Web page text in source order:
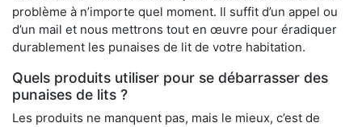
problème à n’importe quel moment. Il suffit d’un appel ou
d’un mail et nous mettrons tout en œuvre pour éradiquer
durablement les punaises de lit de votre habitation.
Quels produits utiliser pour se débarrasser des
punaises de lits ?
Les produits ne manquent pas, mais le mieux, c’est de